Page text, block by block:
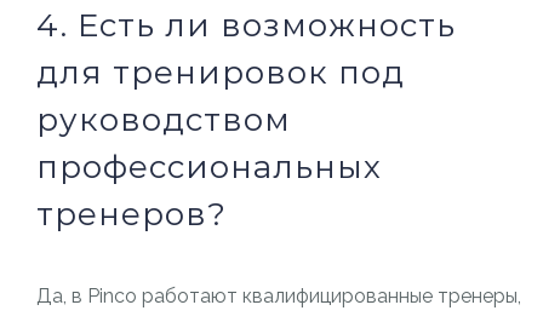
4. Есть ли возможность
для тренировок под
руководством
профессиональных
тренеров?
Да, в Pinco работают квалифицированные тренеры,